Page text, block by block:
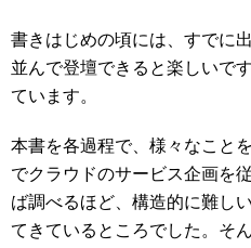
書きはじめの頃には、すでに
並んで登壇できると楽しいで
ています。
本書を各過程で、様々なこと
でクラウドのサービス企画を
ば調べるほど、構造的に難し
てきているところでした。そ